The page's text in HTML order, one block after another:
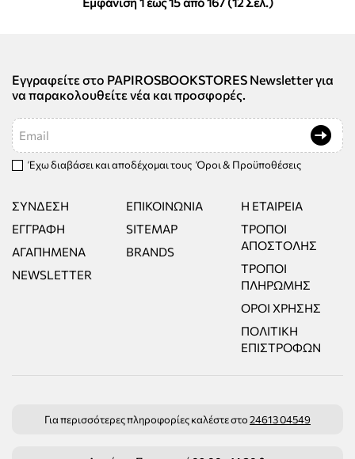
Εγγραφείτε στο PAPIROSBOOKSTORES Newsletter για
να παρακολουθείτε νέα και προσφορές.
Email
Έχω διαβάσει και αποδέχομαι τους Όροι & Προϋποθέσεις
ΣΎΝΔΕΣΗ
ΕΓΓΡΑΦΉ
ΑΓΑΠΗΜΈΝΑ
NEWSLETTER
ΕΠΙΚΟΙΝΩΝΊΑ
SITEMAP
BRANDS
Η ΕΤΑΙΡΕΊΑ
ΤΡΌΠΟΙ
ΑΠΟΣΤΟΛΉΣ
ΤΡΌΠΟΙ
ΠΛΗΡΩΜΉΣ
ΌΡΟΙ ΧΡΉΣΗΣ
ΠΟΛΙΤΙΚΉ
ΕΠΙΣΤΡΟΦΏΝ
Για περισσότερες πληροφορίες καλέστε στο24613 04549